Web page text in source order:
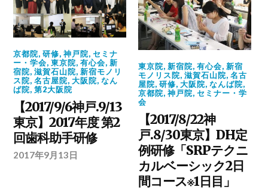
京都院,研修,神戸院,セミナ
ー・学会,東京院,有心会,新
宿院,滋賀石山院,新宿モノリ
ス院,名古屋院,大阪院,なん
ば院,第2大阪院
【2017/9/6神戸.9/13
東京】2017年度 第2
回歯科助手研修
2017年9月13日
東京院,新宿院,有心会,新宿
モノリス院,滋賀石山院,名古
屋院,研修,大阪院,なんば院,
京都院,神戸院,セミナー・学
会
【2017/8/22神
戸.8/30東京】DH定
例研修「SRPテクニ
カルベーシック2日
間コース※1日目」